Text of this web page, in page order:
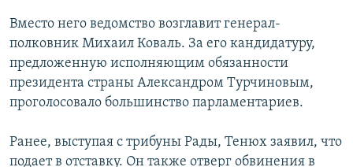
ПОДПИШИТЕСЬ НА РАССЫЛКУ
СОЦИАЛЬНЫЕ СЕТИ
Вместо него ведомство возглавит генерал-
полковник Михаил Коваль. За его кандидатуру,
предложенную исполняющим обязанности
президента страны Александром Турчиновым,
проголосовало большинство парламентариев.
Ранее, выступая с трибуны Рады, Тенюх заявил, что
подает в отставку. Он также отверг обвинения в